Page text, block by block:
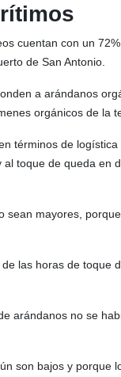
cuentan con un
de San Antonio.
a arándanos
orgánicos de la
términos de
toque de queda en
mayores,
las horas de toque
arándanos no se
son bajos y porque